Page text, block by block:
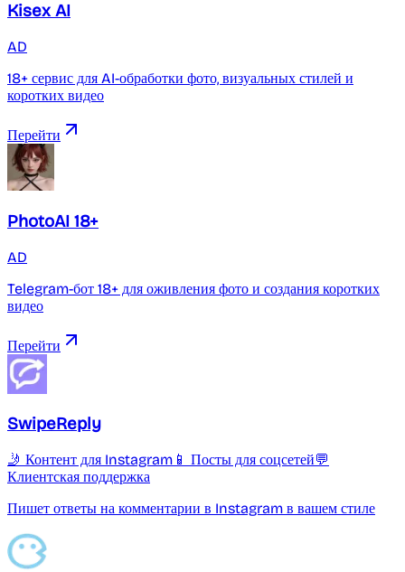
Kisex AI
AD
18+ сервис для AI-обработки фото, визуальных стилей и
коротких видео
Перейти
PhotoAI 18+
AD
Telegram-бот 18+ для оживления фото и создания коротких
видео
Перейти
SwipeReply
🤳 Контент для Instagram 📱 Посты для соцсетей💬
Клиентская поддержка
Пишет ответы на комментарии в Instagram в вашем стиле